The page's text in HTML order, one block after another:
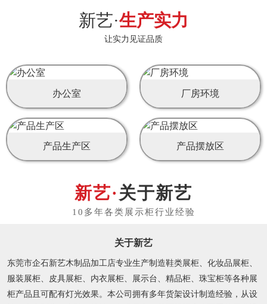
新艺·生产实力
让实力见证品质
办公室 厂房环境
产品生产区 产品摆放区
关于新艺
关于新艺
东莞市企石新艺木制品加工店专业生产制造鞋类展柜、化妆品展柜、
服装展柜、皮具展柜、内衣展柜、展示台、精品柜、珠宝柜等各种展
柜产品且可配有灯光效果。本公司拥有多年货架设计制造经验，从设